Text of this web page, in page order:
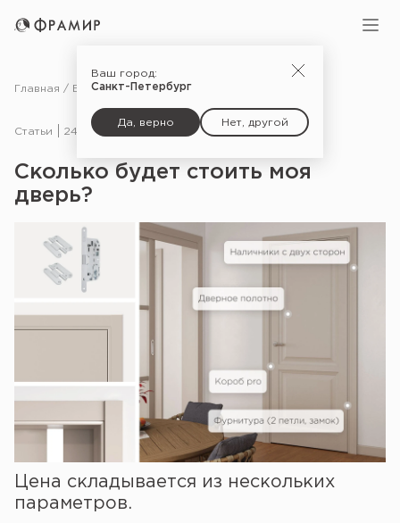
Ваш город:
Санкт-Петербург
Да, верно Нет, другой
Главная Блог Статьи
Статьи 24.03.25
Сколько будет стоить моя
дверь?
Цена складывается из нескольких
параметров.